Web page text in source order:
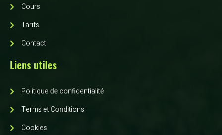
Cours
Tarifs
Contact
Liens utiles
Politique de confidentialité
Terms et Conditions
Cookies